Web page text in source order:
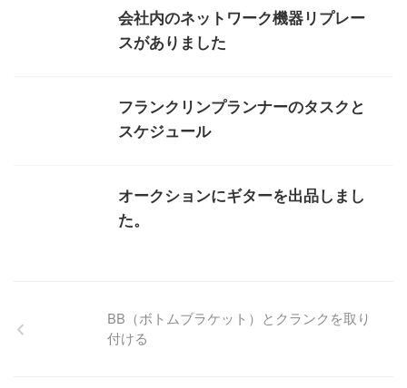
会社内のネットワーク機器リプレー
スがありました
フランクリンプランナーのタスクと
スケジュール
オークションにギターを出品しまし
た。
BB（ボトムブラケット）とクランクを取り
付ける